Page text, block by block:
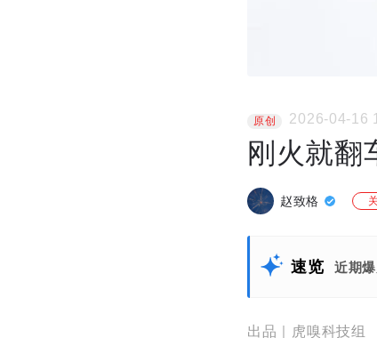
原创 2026-04-16
刚火就翻
赵致格
速览 近期
出品｜虎嗅科技组